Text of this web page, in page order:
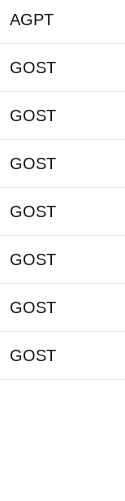
AGPT
GOST
GOST
GOST
GOST
GOST
GOST
GOST